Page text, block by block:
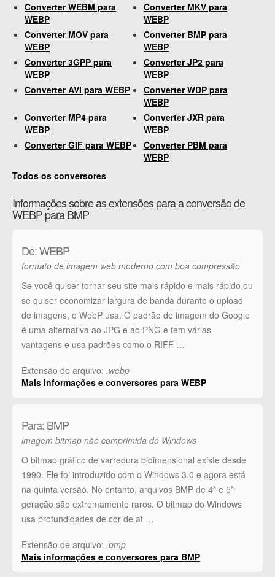
Converter WEBM para
WEBP
Converter MKV para
WEBP
Converter MOV para
WEBP
Converter BMP para
WEBP
Converter 3GPP para
WEBP
Converter JP2 para
WEBP
Converter AVI para WEBP
Converter WDP para
WEBP
Converter MP4 para
WEBP
Converter JXR para
WEBP
Converter GIF para WEBP
Converter PBM para
WEBP
Todos os conversores
Informações sobre as extensões para a conversão de
WEBP para BMP
De: WEBP
formato de imagem web moderno com boa compressão
Se você quiser tornar seu site mais rápido e mais rápido ou
se quiser economizar largura de banda durante o upload
de imagens, o WebP usa. O padrão de imagem do Google
é uma alternativa ao JPG e ao PNG e tem várias
vantagens e usa padrões como o RIFF …
Extensão de arquivo: .webp
Mais informações e conversores para WEBP
Para: BMP
imagem bitmap não comprimida do Windows
O bitmap gráfico de varredura bidimensional existe desde
1990. Ele foi introduzido com o Windows 3.0 e agora está
na quinta versão. No entanto, arquivos BMP de 4ª e 5ª
geração são extremamente raros. O bitmap do Windows
usa profundidades de cor de at …
Extensão de arquivo: .bmp
Mais informações e conversores para BMP